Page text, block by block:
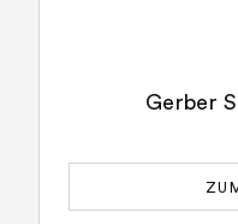
Gerber